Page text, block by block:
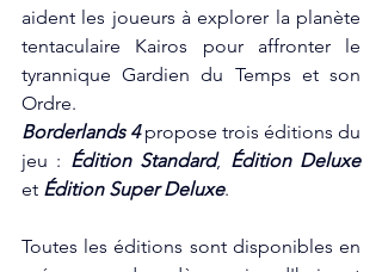
aident les joueurs à explorer la planète
tentaculaire Kairos pour affronter le
tyrannique Gardien du Temps et son
Ordre.
Borderlands 4 propose trois éditions du
jeu : Édition Standard,
Édition Deluxe
et Édition Super Deluxe.
Toutes les éditions sont disponibles en